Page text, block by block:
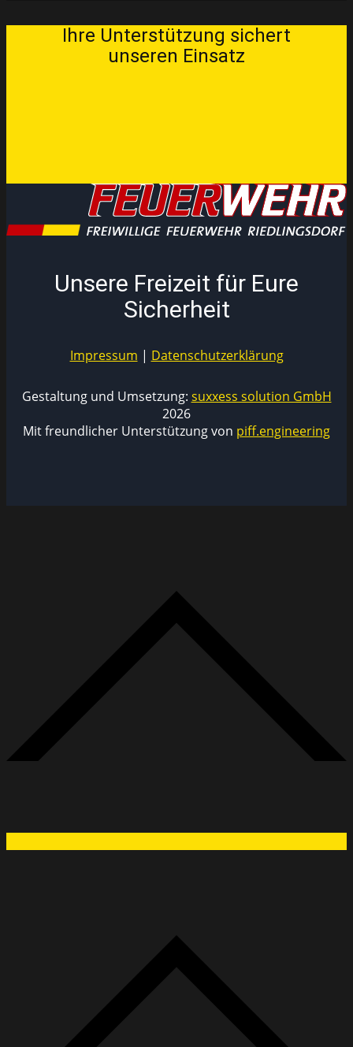
Ihre Unterstütz​ung sichert
unseren Einsatz
Unsere Freizeit für Eure
Sicherheit
Impressum | Datenschutzerklärung
Gestaltung und Umsetzung: suxxess solution GmbH
2026
Mit freundlicher Unterstützung von piff.engineering